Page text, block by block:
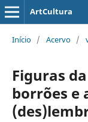
ArtCultura
Início / Acervo /
Figuras
borrões e